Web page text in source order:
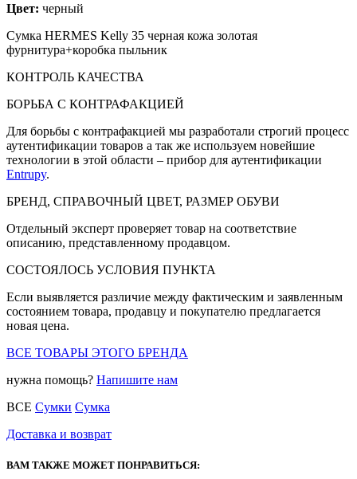
Цвет: черный
Сумка HERMES Kelly 35 черная кожа золотая
фурнитура+коробка пыльник
КОНТРОЛЬ КАЧЕСТВА
БОРЬБА С КОНТРАФАКЦИЕЙ
Для борьбы с контрафакцией мы разработали строгий процесс
аутентификации товаров а так же используем новейшие
технологии в этой области – прибор для аутентификации
Entrupy.
БРЕНД, СПРАВОЧНЫЙ ЦВЕТ, РАЗМЕР ОБУВИ
Отдельный эксперт проверяет товар на соответствие
описанию, представленному продавцом.
СОСТОЯЛОСЬ УСЛОВИЯ ПУНКТА
Если выявляется различие между фактическим и заявленным
состоянием товара, продавцу и покупателю предлагается
новая цена.
ВСЕ ТОВАРЫ ЭТОГО БРЕНДА
нужна помощь? Напишите нам
ВСЕ Сумки Сумка
Доставка и возврат
ВАМ ТАКЖЕ МОЖЕТ ПОНРАВИТЬСЯ: